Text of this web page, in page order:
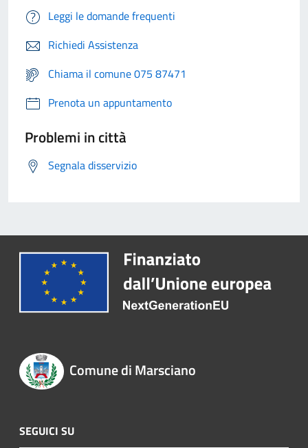
Leggi le domande frequenti
Richiedi Assistenza
Chiama il comune 075 87471
Prenota un appuntamento
Problemi in città
Segnala disservizio
Comune di Marsciano
SEGUICI SU